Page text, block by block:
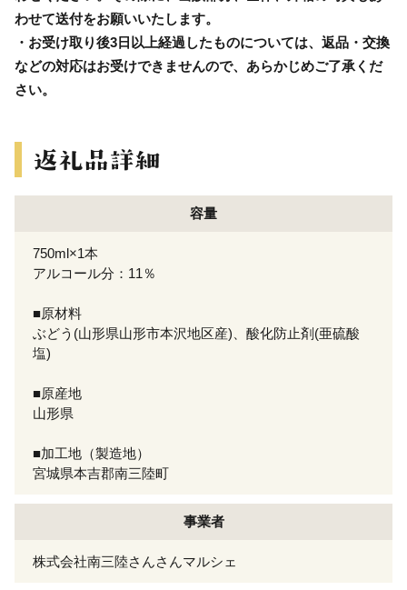
わせて送付をお願いいたします。
・お受け取り後3日以上経過したものについては、返品・交換
などの対応はお受けできませんので、あらかじめご了承くだ
さい。
容量
750ml×1本
アルコール分：11％
■原材料
ぶどう(山形県山形市本沢地区産)、酸化防止剤(亜硫酸
塩)
■原産地
山形県
■加工地（製造地）
宮城県本吉郡南三陸町
事業者
株式会社南三陸さんさんマルシェ